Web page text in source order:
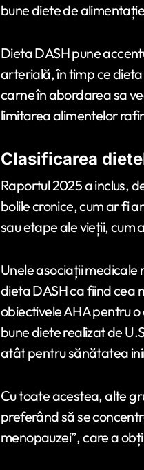
bune diete de
Dieta DASH pune
arterială, în timp ce
carne în abordarea sa
limitarea alimentelor
Clasificarea
Raportul 2025 a inclus,
bolile cronice, cum ar fi
sau etape ale vieții, cum
Unele asociații
dieta DASH ca fiind cea
obiectivele AHA pentru
bune diete realizat de
atât pentru sănătatea
Cu toate acestea, alte
preferând să se
menopauzei”, care a